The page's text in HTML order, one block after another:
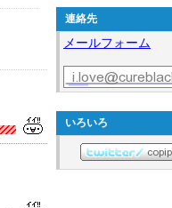
連絡先
メールフォーム
いろいろ